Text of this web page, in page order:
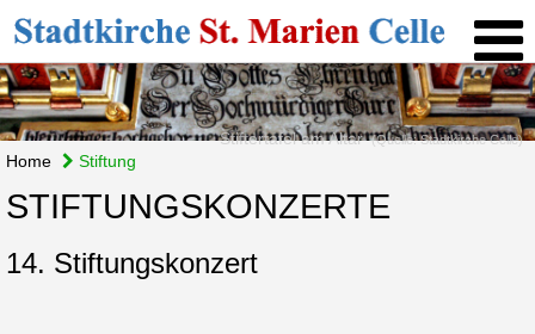
Stiftertafel am Altar (Quelle: Stadtkirche Celle)
Armenkiste (Quelle: Stadtkirche Celle)
Home Stiftung
STIFTUNGSKONZERTE
14. Stiftungskonzert